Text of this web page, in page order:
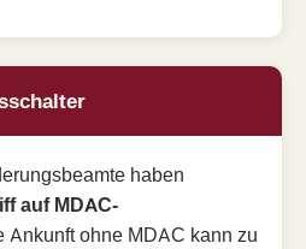
haben
auf MDAC-
Ankunft ohne MDAC kann zu